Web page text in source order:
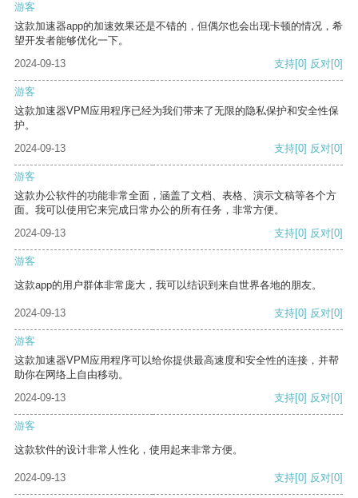
游客
这款加速器app的加速效果还是不错的，但偶尔也会出现卡顿的情况，希
望开发者能够优化一下。
2024-09-13
支持[0] 反对[0]
游客
这款加速器VPM应用程序已经为我们带来了无限的隐私保护和安全性保
护。
2024-09-13
支持[0] 反对[0]
游客
这款办公软件的功能非常全面，涵盖了文档、表格、演示文稿等各个方
面。我可以使用它来完成日常办公的所有任务，非常方便。
2024-09-13
支持[0] 反对[0]
游客
这款app的用户群体非常庞大，我可以结识到来自世界各地的朋友。
2024-09-13 支持[0] 反对[0]
游客
这款加速器VPM应用程序可以给你提供最高速度和安全性的连接，并帮
助你在网络上自由移动。
2024-09-13
支持[0] 反对[0]
游客
这款软件的设计非常人性化，使用起来非常方便。
2024-09-13 支持[0] 反对[0]